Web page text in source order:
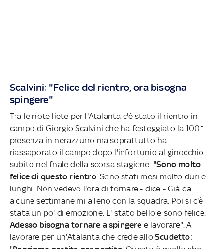
Scalvini: "Felice del rientro, ora bisogna
spingere"
Tra le note liete per l'Atalanta c'è stato il rientro in
campo di Giorgio Scalvini che ha festeggiato la 100^
presenza in nerazzurro ma soprattutto ha
riassaporato il campo dopo l'infortunio al ginocchio
subito nel fnale della scorsa stagione: "Sono molto
felice di questo rientro. Sono stati mesi molto duri e
lunghi. Non vedevo l'ora di tornare - dice - Già da
alcune settimane mi alleno con la squadra. Poi si c'è
stata un po' di emozione. E' stato bello e sono felice.
Adesso bisogna tornare a spingere e lavorare". A
lavorare per un'Atalanta che crede allo Scudetto: